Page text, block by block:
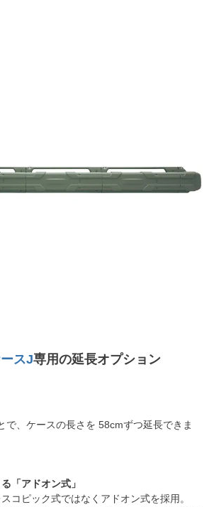
スJ専用の延長オプション
で、ケースの長さを 58cmずつ延長できま
「アドオン式」
コピック式ではなくアドオン式を採用。